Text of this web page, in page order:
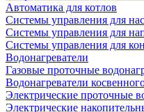
Автоматика для котлов
Системы управления для
Системы управления для
Системы управления для
Водонагреватели
Газовые проточные
Водонагреватели
Электрические проточные
Электрические